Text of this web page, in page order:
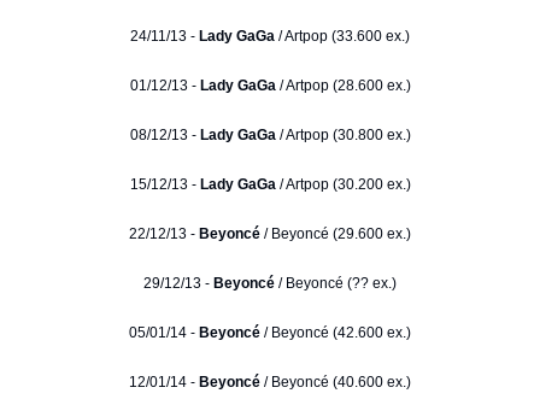
24/11/13 - Lady GaGa / Artpop (33.600 ex.)
01/12/13 - Lady GaGa/ Artpop (28.600 ex.)
08/12/13 - Lady GaGa/ Artpop (30.800 ex.)
15/12/13 - Lady GaGa/ Artpop (30.200 ex.)
22/12/13 - Beyoncé / Beyoncé (29.600 ex.)
29/12/13 - Beyoncé / Beyoncé (?? ex.)
05/01/14 - Beyoncé / Beyoncé (42.600 ex.)
12/01/14 - Beyoncé / Beyoncé (40.600 ex.)